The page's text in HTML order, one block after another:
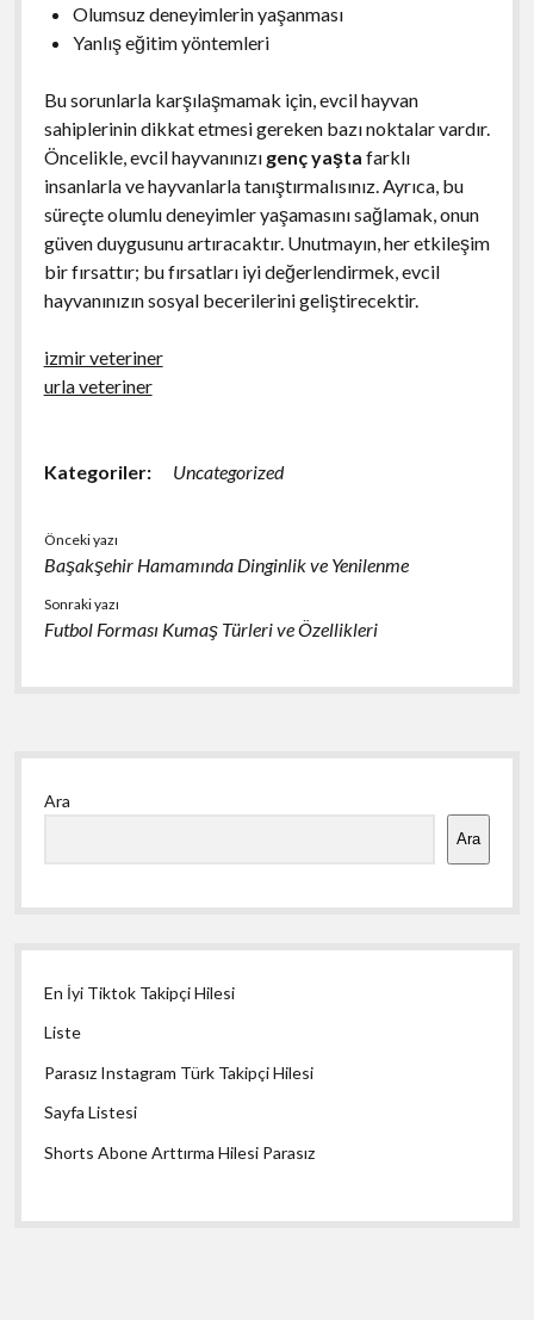
Olumsuz deneyimlerin yaşanması
Yanlış eğitim yöntemleri
Bu sorunlarla karşılaşmamak için, evcil hayvan
sahiplerinin dikkat etmesi gereken bazı noktalar vardır.
Öncelikle, evcil hayvanınızı genç yaşta farklı
insanlarla ve hayvanlarla tanıştırmalısınız. Ayrıca, bu
süreçte olumlu deneyimler yaşamasını sağlamak, onun
güven duygusunu artıracaktır. Unutmayın, her etkileşim
bir fırsattır; bu fırsatları iyi değerlendirmek, evcil
hayvanınızın sosyal becerilerini geliştirecektir.
izmir veteriner
urla veteriner
Kategoriler: Uncategorized
Önceki yazı
Başakşehir Hamamında Dinginlik ve Yenilenme
Sonraki yazı
Futbol Forması Kumaş Türleri ve Özellikleri
Yan
Menü
Ara
Ara
En İyi Tiktok Takipçi Hilesi
Liste
Parasız Instagram Türk Takipçi Hilesi
Sayfa Listesi
Shorts Abone Arttırma Hilesi Parasız